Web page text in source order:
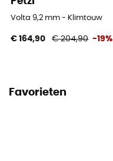
Volta 9,2 mm - Klimtouw
€ 164,90 € 204,90 -19%
Favorieten